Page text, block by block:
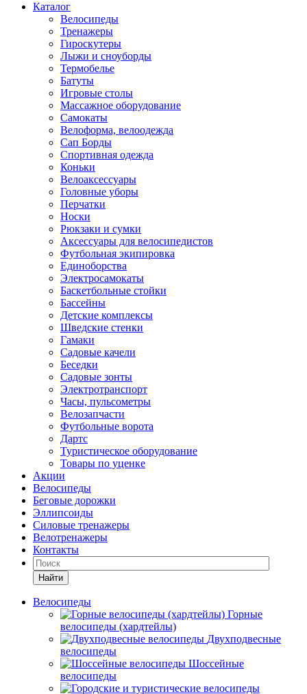
Каталог
Велосипеды
Тренажеры
Гироскутеры
Лыжи и сноуборды
Термобелье
Батуты
Игровые столы
Массажное оборудование
Самокаты
Велоформа, велоодежда
Сап Борды
Спортивная одежда
Коньки
Велоаксессуары
Головные уборы
Перчатки
Носки
Рюкзаки и сумки
Аксессуары для велосипедистов
Футбольная экипировка
Единоборства
Электросамокаты
Баскетбольные стойки
Бассейны
Детские комплексы
Шведские стенки
Гамаки
Садовые качели
Беседки
Садовые зонты
Электротранспорт
Часы, пульсометры
Велозапчасти
Футбольные ворота
Дартс
Туристическое оборудование
Товары по уценке
Акции
Велосипеды
Беговые дорожки
Эллипсоиды
Силовые тренажеры
Велотренажеры
Контакты
Найти
Велосипеды
Горные
велосипеды (хардтейлы)
Двухподвесные
велосипеды
Шоссейные
велосипеды